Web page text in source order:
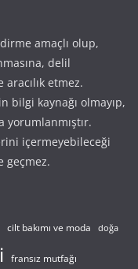
amaçlı olup,
delil
etmez.
bilgi kaynağı olmayıp,
yorumlanmıştır.
içermeyebileceği
geçmez.
cilt bakımı ve moda doğa
fransız mutfağı